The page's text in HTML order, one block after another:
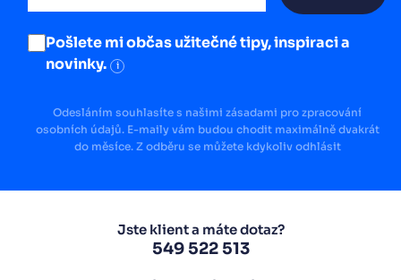
Pošlete mi občas užitečné tipy, inspiraci a
novinky.
i
Odesláním souhlasíte s našimi zásadami pro zpracování
osobních údajů. E-maily vám budou chodit maximálně dvakrát
do měsíce. Z odběru se můžete kdykoliv odhlásit
Jste klient a máte dotaz?
549 522 513